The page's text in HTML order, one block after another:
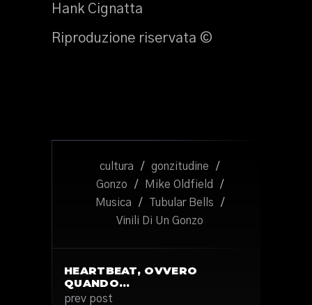
Hank Cignatta
Riproduzione riservata ©
cultura / gonzitudine
/
Gonzo
/ Mike Oldfield
/
Musica
/ Tubular Bells
/
Vinili Di Un Gonzo
HEARTBEAT, OVVERO
QUANDO…
prev post